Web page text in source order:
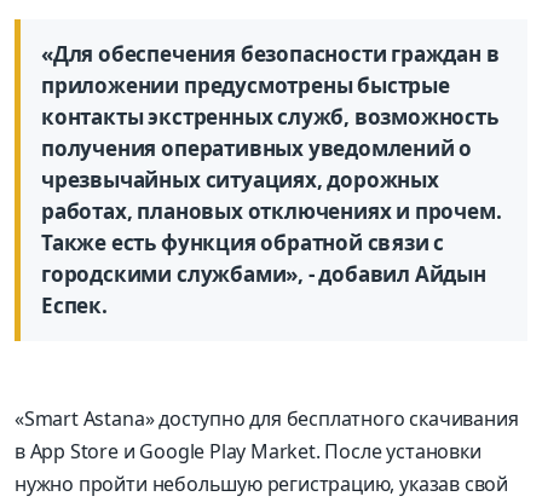
«Для обеспечения безопасности граждан в
приложении предусмотрены быстрые
контакты экстренных служб, возможность
получения оперативных уведомлений о
чрезвычайных ситуациях, дорожных
работах, плановых отключениях и прочем.
Также есть функция обратной связи с
городскими службами», - добавил Айдын
Еспек.
«Smart Astana» доступно для бесплатного скачивания
в App Store и Google Play Market. После установки
нужно пройти небольшую регистрацию, указав свой